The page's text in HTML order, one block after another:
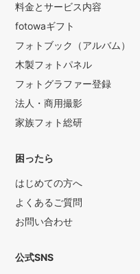
料金とサービス内容
fotowaギフト
フォトブック（アルバム）
木製フォトパネル
フォトグラファー登録
法人・商用撮影
家族フォト総研
困ったら
はじめての方へ
よくあるご質問
お問い合わせ
公式SNS